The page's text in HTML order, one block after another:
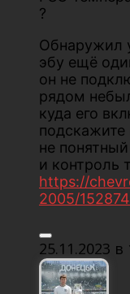
?
Обнаружил
эбу ещё
он не
рядом
куда его
не
и контроль
https://
2005/
25.11.2023 в